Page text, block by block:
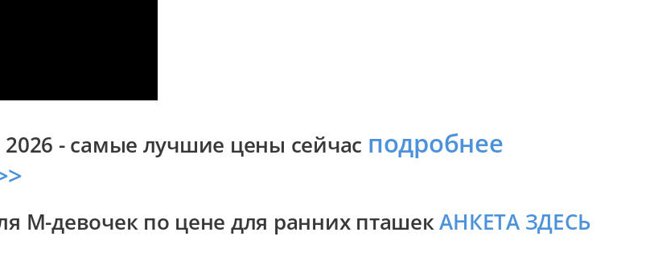
- самые лучшие цены сейчас подробнее
М-девочек по цене для ранних пташекАНКЕТА ЗДЕСЬ